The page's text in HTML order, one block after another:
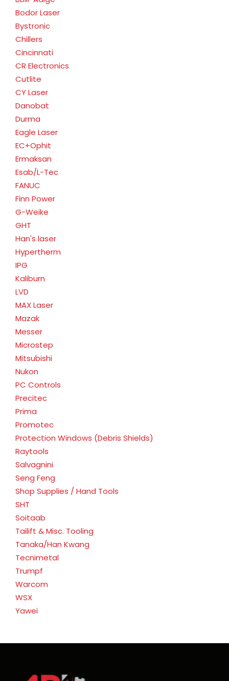
Bodor Laser
Bystronic
Chillers
Cincinnati
CR Electronics
Cutlite
CY Laser
Danobat
Durma
Eagle Laser
EC+Ophit
Ermaksan
Esab/L-Tec
FANUC
Finn Power
G-Weike
GHT
Han's laser
Hypertherm
IPG
Kaliburn
LVD
MAX Laser
Mazak
Messer
Microstep
Mitsubishi
Nukon
PC Controls
Precitec
Prima
Promotec
Protection Windows (Debris Shields)
Raytools
Salvagnini
Seng Feng
Shop Supplies / Hand Tools
SHT
Soitaab
Tailift & Misc. Tooling
Tanaka/Han Kwang
Tecnimetal
Trumpf
Warcom
WSX
Yawei